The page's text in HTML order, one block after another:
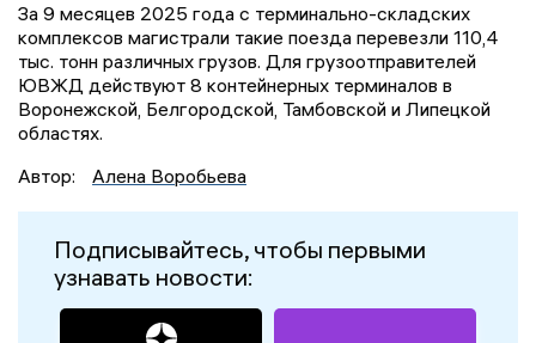
За 9 месяцев 2025 года с терминально-складских
комплексов магистрали такие поезда перевезли 110,4
тыс. тонн различных грузов. Для грузоотправителей
ЮВЖД действуют 8 контейнерных терминалов в
Воронежской, Белгородской, Тамбовской и Липецкой
областях.
Автор:
Алена Воробьева
Подписывайтесь, чтобы первыми
узнавать новости: